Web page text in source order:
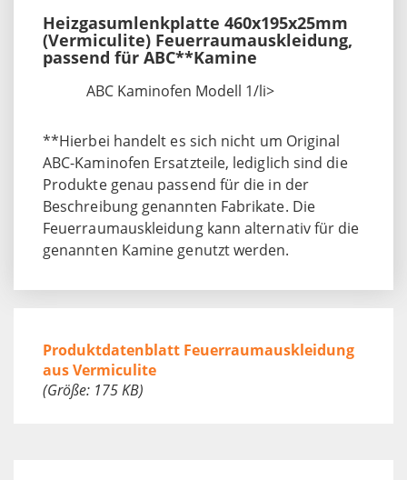
Heizgasumlenkplatte 460x195x25mm
(Vermiculite) Feuerraumauskleidung,
passend für ABC**Kamine
ABC Kaminofen Modell 1/li>
**Hierbei handelt es sich nicht um Original
ABC-Kaminofen Ersatzteile, lediglich sind die
Produkte genau passend für die in der
Beschreibung genannten Fabrikate. Die
Feuerraumauskleidung kann alternativ für die
genannten Kamine genutzt werden.
Produktdatenblatt Feuerraumauskleidung
aus Vermiculite
(Größe: 175 KB)